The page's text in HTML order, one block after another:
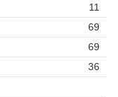
11
69
69
36